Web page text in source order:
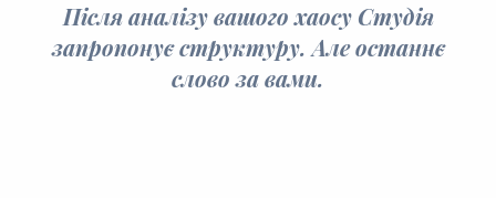
Після аналізу вашого хаосу Студія
запропонує структуру. Але останнє
слово за вами.